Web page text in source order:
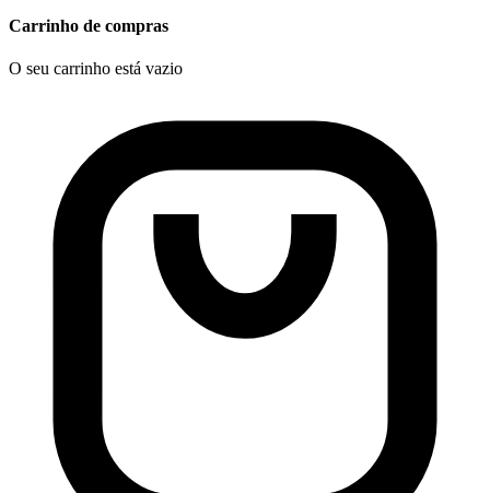
Carrinho de compras
O seu carrinho está vazio